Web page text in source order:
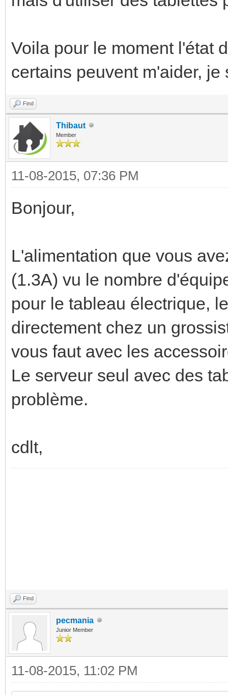
Voila pour le moment l'état
certains peuvent m'aider, je
Find
Thibaut
Member
11-08-2015, 07:36 PM
Bonjour,
L'alimentation que vous
(1.3A) vu le nombre
pour le tableau électrique,
directement chez un
vous faut avec les
Le serveur seul avec des
problème.
cdlt,
Find
pecmania
Junior Member
11-08-2015, 11:02 PM